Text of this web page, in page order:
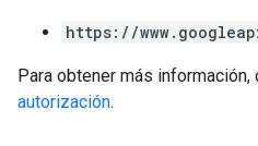
https://
Para obtener más información,
autorización.